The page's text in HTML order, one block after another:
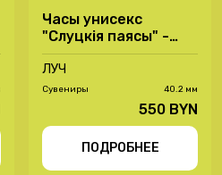
Часы унисекс
"Слуцкія паясы" -
35487943
ЛУЧ
Сувениры 40.2 мм
550 BYN
ПОДРОБНЕЕ